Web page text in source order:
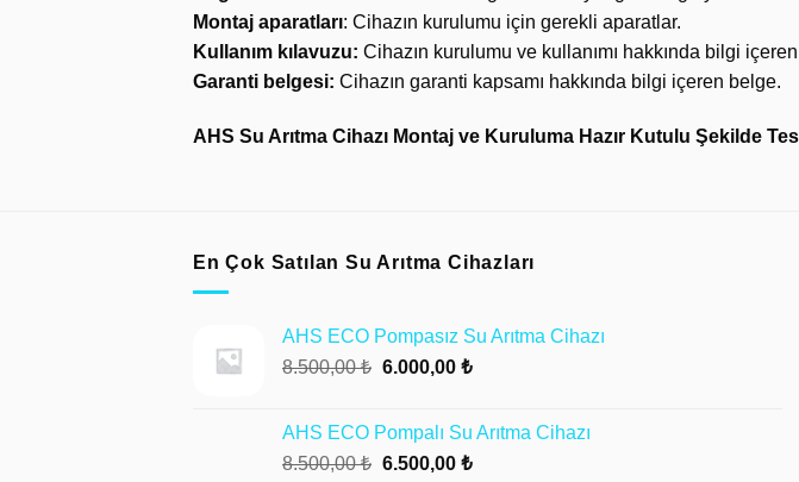
Montaj aparatları: Cihazın kurulumu için gerekli aparatlar.
Kullanım kılavuzu: Cihazın kurulumu ve kullanımı hakkında bilgi
Garanti belgesi: Cihazın garanti kapsamı hakkında bilgi içeren belge.
AHS Su Arıtma Cihazı Montaj ve Kuruluma Hazır Kutulu Şekilde
En Çok Satılan Su Arıtma Cihazları
AHS ECO Pompasız Su Arıtma Cihazı
8.500,00₺ Orijinal
6.000,00 ₺Şu
6.000,00 ₺.
AHS ECO Pompalı Su Arıtma Cihazı
8.500,00₺ Orijinal
6.500,00 ₺Şu